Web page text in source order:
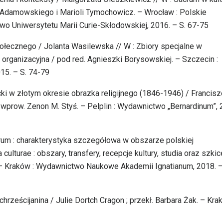
i Marioli Tymochowicz. – Wrocław : Polskie
Uniwersytetu Marii Curie-Skłodowskiej, 2016. – S. 67-75
/ Jolanta Wasilewska // W : Zbiory specjalne w
/ pod red. Agnieszki Borysowskiej. – Szczecin :
– S. 74-79
w złotym okresie obrazka religijnego (1846-1946) /
Zenon M. Styś. – Pelplin : Wydawnictwo „Bernardinum”,
: charakterystyka szczegółowa w obszarze polskiej
: obszary, transfery, recepcje kultury, studia oraz
: Wydawnictwo Naukowe Akademii Ignatianum, 2018.
/ Julie Dortch Cragon ; przekł. Barbara Żak. –